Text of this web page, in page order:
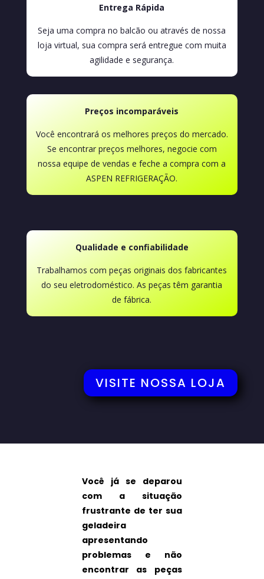
Entrega Rápida
Seja uma compra no balcão ou através de nossa
loja virtual, sua compra será entregue com muita
agilidade e segurança.
Preços incomparáveis
Você encontrará os melhores preços do mercado.
Se encontrar preços melhores, negocie com
nossa equipe de vendas e feche a compra com a
ASPEN REFRIGERAÇÃO.
Qualidade e confiabilidade
Trabalhamos com peças originais dos fabricantes
do seu eletrodoméstico. As peças têm garantia
de fábrica.
VISITE NOSSA LOJA
Você já se deparou
com a situação
frustrante de ter sua
geladeira
apresentando
problemas e não
encontrar as peças